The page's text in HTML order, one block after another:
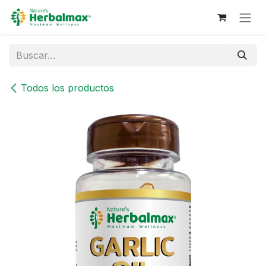
Ir al contenido
Todos los productos